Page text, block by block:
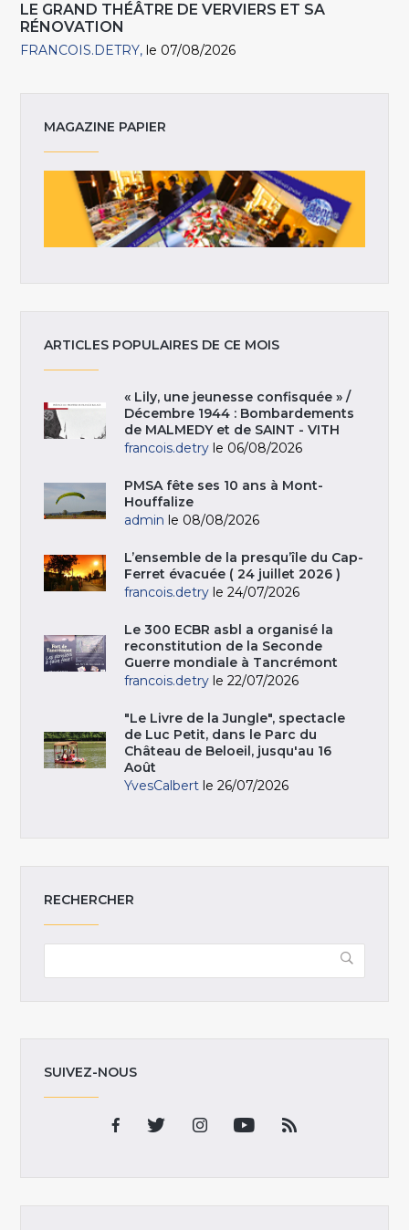
LE GRAND THÉÂTRE DE VERVIERS ET SA
RÉNOVATION
FRANCOIS.DETRY le 07/08/2026
MAGAZINE PAPIER
ARTICLES POPULAIRES DE CE MOIS
« Lily, une jeunesse confisquée » /
Décembre 1944 : Bombardements
de MALMEDY et de SAINT - VITH
francois.detry le 06/08/2026
PMSA fête ses 10 ans à Mont-
Houffalize
admin le 08/08/2026
L’ensemble de la presqu’île du Cap-
Ferret évacuée ( 24 juillet 2026 )
francois.detry le 24/07/2026
Le 300 ECBR asbl a organisé la
reconstitution de la Seconde
Guerre mondiale à Tancrémont
francois.detry le 22/07/2026
"Le Livre de la Jungle", spectacle
de Luc Petit, dans le Parc du
Château de Beloeil, jusqu'au 16
Août
YvesCalbert le 26/07/2026
RECHERCHER
SUIVEZ-NOUS